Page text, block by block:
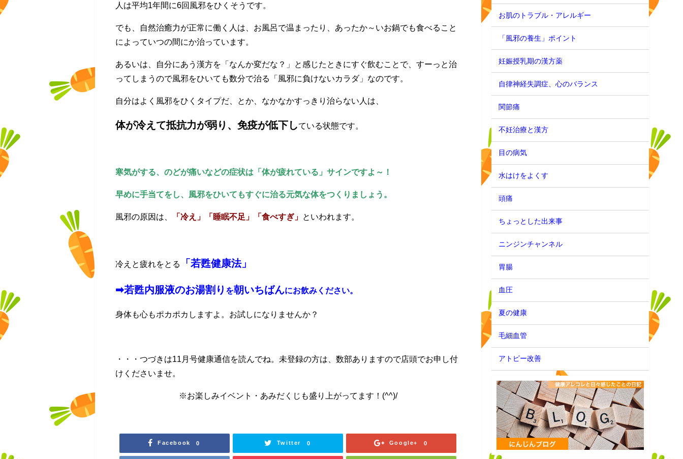
人は平均1年間に6回風邪をひくそうです。
でも、自然治癒力が正常に働く人は、お風呂で温まったり、あったか～いお鍋でも食べること
によっていつの間にか治っています。
あるいは、自分にあう漢方を「なんか変だな？」と感じたときにすぐ飲むことで、すーっと治
ってしまうので風邪をひいても数分で治る「風邪に負けないカラダ」なのです。
自分はよく風邪をひくタイプだ、とか、なかなかすっきり治らない人は、
体が冷えて抵抗力が弱り、免疫が低下している状態です。
寒気がする、のどが痛いなどの症状は「体が疲れている」サインですよ～！
早めに手当てをし、風邪をひいてもすぐに治る元気な体をつくりましょう。
風邪の原因は、 「冷え」「睡眠不足」「食べすぎ」 といわれます。
冷えと疲れをとる 「若甦健康法」
➡若甦内服液のお湯割り を朝いちばんにお飲みください。
身体も心もポカポカしますよ。お試しになりませんか？
・・・つづきは11月号健康通信を読んでね。未登録の方は、数部ありますので店頭でお申し付
けくださいませ。
※お楽しみイベント・あみだくじも盛り上がってます！(^^)/
Facebook 0 Twitter 0 Google+ 0
お肌のトラブル・アレルギー
「風邪の養生」ポイント
妊娠授乳期の漢方薬
自律神経失調症、心のバランス
関節痛
不妊治療と漢方
目の病気
水はけをよくす
頭痛
ちょっとした出来事
ニンジンチャンネル
胃腸
血圧
夏の健康
毛細血管
アトピー改善